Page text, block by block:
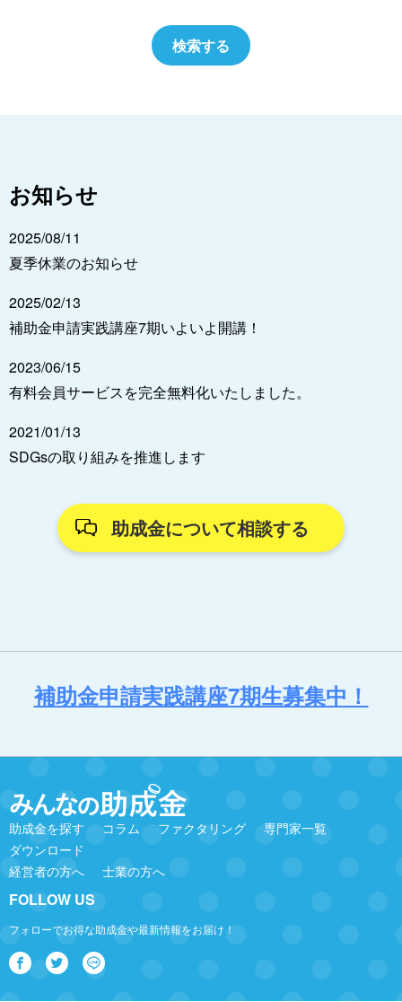
お知らせ
2025/08/11
夏季休業のお知らせ
2025/02/13
補助金申請実践講座7期いよいよ開講！
2023/06/15
有料会員サービスを完全無料化いたしました。
2021/01/13
SDGsの取り組みを推進します
助成金について相談する
補助金申請実践講座7期生募集中！
助成金を探す コラム ファクタリング
専門家一覧
ダウンロード
経営者の方へ
士業の方へ
FOLLOW US
フォローでお得な助成金や最新情報をお届け！